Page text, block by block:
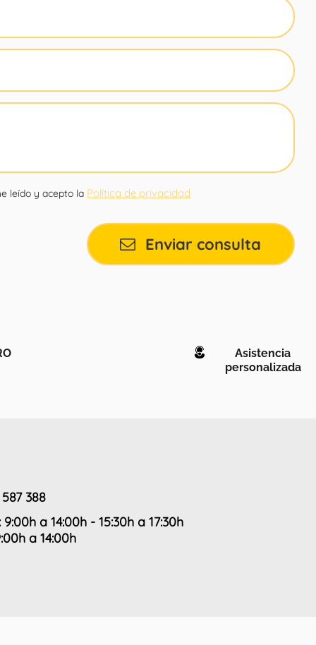
leído y acepto la Política de privacidad
Enviar consulta
Asistencia
personalizada
587 388
9:00h a 14:00h - 15:30h a 17:30h
a 14:00h